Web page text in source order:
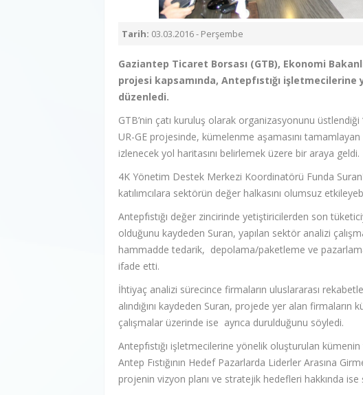
Tarih: 03.03.2016 - Perşembe
Gaziantep Ticaret Borsası (GTB), Ekonomi
projesi kapsamında, Antepfıstığı işletmecilerine
düzenledi.
GTB’nin çatı kuruluş olarak organizasyonunu üstlendiği
UR-GE projesinde, kümelenme aşamasını
izlenecek yol haritasını belirlemek üzere bir araya geldi.
4K Yönetim Destek Merkezi Koordinatörü Funda
katılımcılara sektörün değer halkasını olumsuz
Antepfıstığı değer zincirinde yetiştiricilerden son
olduğunu kaydeden Suran, yapılan sektör analizi
hammadde tedarik, depolama/paketleme ve
ifade etti.
İhtiyaç analizi sürecince firmaların uluslararası
alındığını kaydeden Suran, projede yer alan
çalışmalar üzerinde ise ayrıca durulduğunu söyledi.
Antepfıstığı işletmecilerine yönelik oluşturulan
Antep Fıstığının Hedef Pazarlarda Liderler Arasına
projenin vizyon planı ve stratejik hedefleri hakkında ise